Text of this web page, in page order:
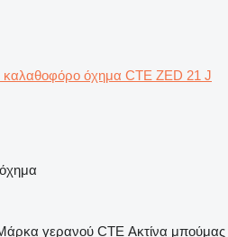
καλαθοφόρο όχημα CTE ZED 21 J
γερανού CTE Ακτίνα μπούμας